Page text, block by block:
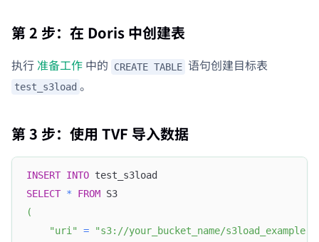
第 2 步：在 Doris 中创建表
执行 准备工作 中的 CREATE TABLE 语句创建目标表
test_s3load 。
第 3 步：使用 TVF 导入数据
INSERT INTO test_s3load
SELECT * FROM S3
(
"uri"
=
"s3://your_bucket_name/